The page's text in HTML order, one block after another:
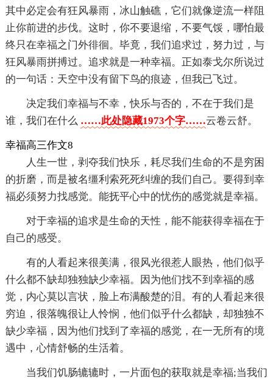
其中必定会有狂风暴雨，冰山触礁，它们就像逆流一样阻
止你前进的步伐。这时，你不要退缩，不要气馁，哪怕最
终只在幸福之门外徘徊。毕竟，我们追求过，努力过，与
狂风暴雨拼搏过。追求就是一种幸福。正如泰戈尔所说过
的一句话：天空中没有留下鸟的痕迹，但我已飞过。
决定我们幸福与不幸，快乐与否的，不在于我们是
谁，我们在什么 ……此处隐藏1973个字……云卷云舒。
幸福高三作文8
人生一世，剥夺我们快乐，耗尽我们生命的不是穷困
的折磨，而是被名缰利索死死纠缠的我们自己。要得到幸
福必须努力找感觉。能抚平心中的忧伤的感觉就是幸福。
对于幸福的追求是生命的天性，能不能获得幸福在于
自己的感受。
有的人看起来很美满，很风光很惹人眼热，他们似乎
什么都不缺却独独缺少幸福。因为他们找不到幸福的感
觉，内心莫以言状，脸上布满酸楚的泪。有的人看起来很
穷迫，很落魄很让人怜悯，他们似乎什么都缺，却独独不
缺少幸福，因为他们找到了幸福的感觉，在一无所有的境
遇中，心情舒畅的生活着。
当我们饥肠辘辘时，一片面包的获取就是幸福;当我们